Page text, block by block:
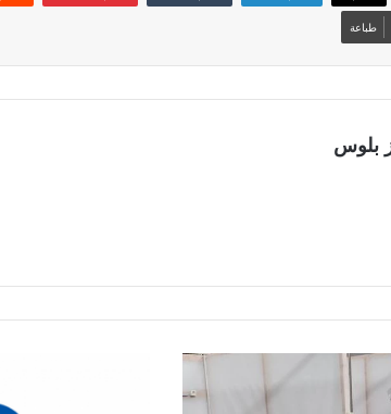
طباعة
بلوس